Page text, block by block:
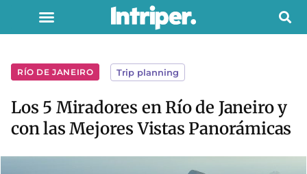
RÍO DE JANEIRO Trip planning
Los 5 Miradores en Río de Janeiro y
con las Mejores Vistas Panorámicas